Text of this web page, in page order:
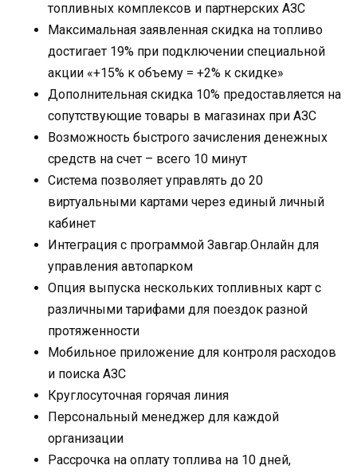
топливных комплексов и партнерских АЗС
Максимальная заявленная скидка на топливо
достигает 19% при подключении специальной
акции «+15% к объему = +2% к скидке»
Дополнительная скидка 10% предоставляется на
сопутствующие товары в магазинах при АЗС
Возможность быстрого зачисления денежных
средств на счет – всего 10 минут
Система позволяет управлять до 20
виртуальными картами через единый личный
кабинет
Интеграция с программой Завгар.Онлайн для
управления автопарком
Опция выпуска нескольких топливных карт с
различными тарифами для поездок разной
протяженности
Мобильное приложение для контроля расходов
и поиска АЗС
Круглосуточная горячая линия
Персональный менеджер для каждой
организации
Рассрочка на оплату топлива на 10 дней,